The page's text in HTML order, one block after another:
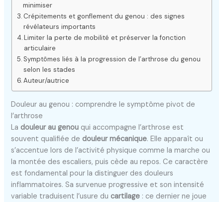
minimiser
Crépitements et gonflement du genou : des signes
révélateurs importants
Limiter la perte de mobilité et préserver la fonction
articulaire
Symptômes liés à la progression de l’arthrose du genou
selon les stades
Auteur/autrice
Douleur au genou : comprendre le symptôme pivot de
l’arthrose
Ladouleur au genou qui accompagne l’arthrose est
souvent qualifiée dedouleur mécanique. Elle apparaît ou
s’accentue lors de l’activité physique comme la marche ou
la montée des escaliers, puis cède au repos. Ce caractère
est fondamental pour la distinguer des douleurs
inflammatoires. Sa survenue progressive et son intensité
variable traduisent l’usure du cartilage : ce dernier ne joue